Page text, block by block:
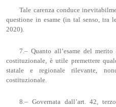
Tale carenza conduce
questione in esame (in tal senso, tra
2020).
7.– Quanto all’esame del
costituzionale, è utile premettere
statale e regionale rilevante,
costituzionale.
8.– Governata dall’art. 42,